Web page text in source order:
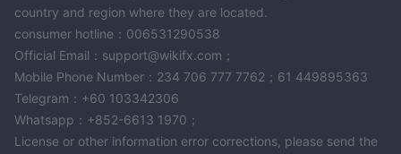
country and region where they are located.
consumer hotline：006531290538
Official Email：support@wikifx.com；
Mobile Phone Number：234 706 777 7762；61 449895363
Telegram：+60 103342306
Whatsapp：+852-6613 1970；
License or other information error corrections, please send the